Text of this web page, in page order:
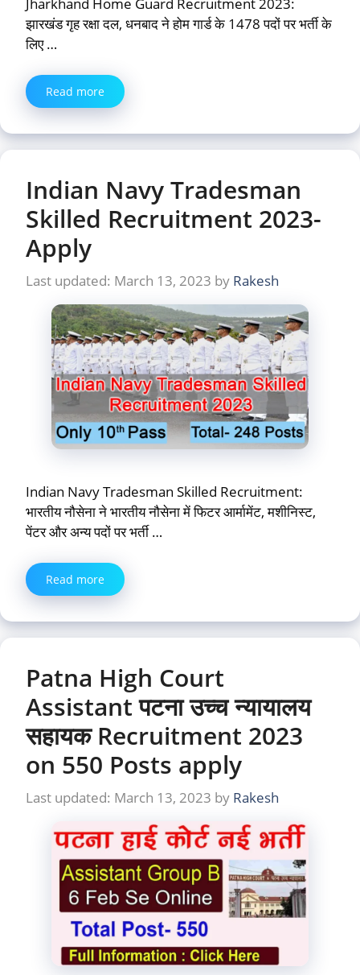
झारखंड गृह रक्षा दल, धनबाद ने होम गार्ड के 1478 पदों पर भर्ती के
लिए …
Read more
Indian Navy Tradesman
Skilled Recruitment 2023-
Apply
March 13, 2023 by Rakesh
Indian Navy Tradesman Skilled Recruitment:
भारतीय नौसेना ने भारतीय नौसेना में फिटर आर्मामेंट, मशीनिस्ट,
पेंटर और अन्य पदों पर भर्ती …
Read more
Patna High Court
Assistant पटना उच्च न्यायालय
सहायक Recruitment 2023
on 550 Posts apply
March 13, 2023 by Rakesh